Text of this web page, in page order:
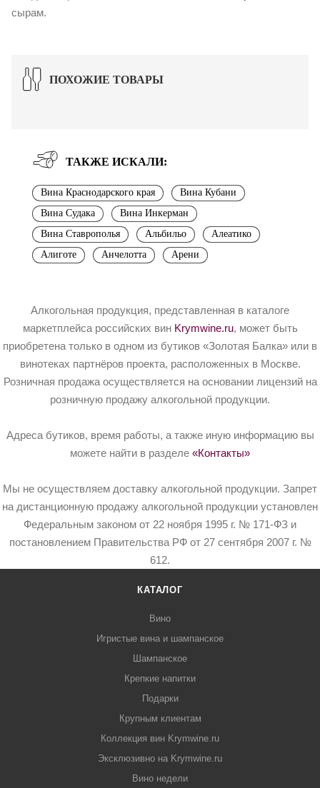
сырам.
ПОХОЖИЕ ТОВАРЫ
ТАКЖЕ ИСКАЛИ:
Вина Краснодарского края
Вина Кубани
Вина Судака
Вина Инкерман
Вина Ставрополья
Альбильо
Алеатико
Алиготе
Анчелотта Арени
Алкогольная продукция, представленная в каталоге
маркетплейса российских вин Krymwine.ru, может быть
приобретена только в одном из бутиков «Золотая Балка» или в
винотеках партнёров проекта, расположенных в Москве.
Розничная продажа осуществляется на основании лицензий на
розничную продажу алкогольной продукции.
Адреса бутиков, время работы, а также иную информацию вы
можете найти в разделе «Контакты»
Мы не осуществляем доставку алкогольной продукции. Запрет
на дистанционную продажу алкогольной продукции установлен
Федеральным законом от 22 ноября 1995 г. № 171-ФЗ и
постановлением Правительства РФ от 27 сентября 2007 г. №
612.
КАТАЛОГ
Вино
Игристые вина и шампанское
Шампанское
Крепкие напитки
Подарки
Крупным клиентам
Коллекция вин Krymwine.ru
Эксклюзивно на Krymwine.ru
Вино недели